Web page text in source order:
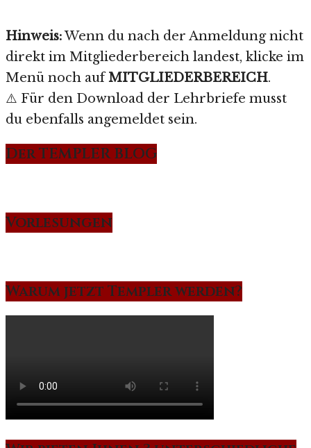
Hinweis:Wenn du nach der Anmeldung nicht
direkt im Mitgliederbereich landest, klicke im
Menü noch aufMITGLIEDERBEREICH.
⚠️ Für den Download der Lehrbriefe musst
du ebenfalls angemeldet sein.
Der TEMPLER BLOG
Vorlesungen
Warum jetzt Templer werden?